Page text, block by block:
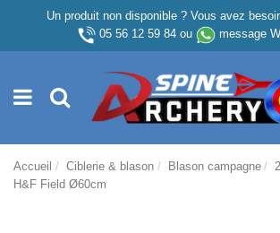
Un produit non disponible ? Vous avez
05 56 12 59 84ou message
Accueil Ciblerie & blason Blason campagne
H&F Field Ø60cm